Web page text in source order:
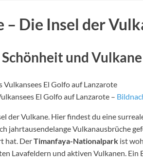
– Die Insel der
und Vulkane
El Golfo auf Lanzarote –
der Vulkane. Hier findest du eine
jahrtausendelange Vulkanausbrüche
hat. DerTimanfaya-Nationalpark ist
Lavafeldern und aktiven Vulkanen.